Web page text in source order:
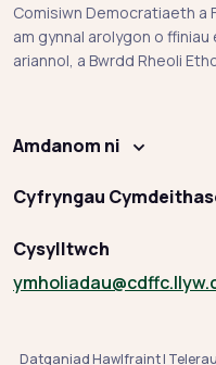
Comisiwn Democratiaeth a
am gynnal arolygon o
ariannol, a Bwrdd Rheoli
Amdanom ni
Cyfryngau
Cysylltwch
ymholiadau
Datganiad Hawlfraint|